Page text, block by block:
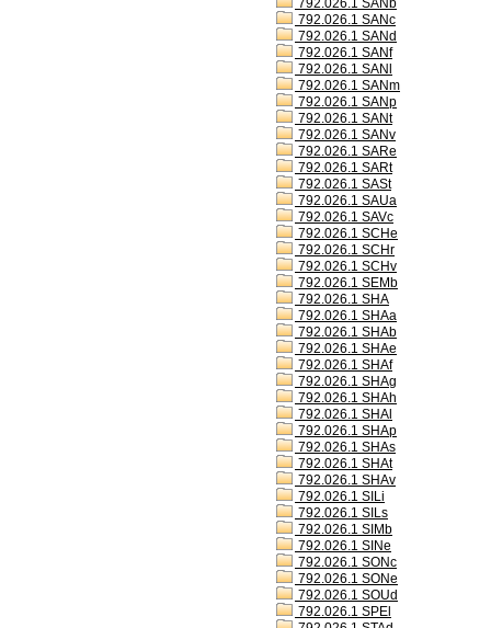
792.026.1 SANb
792.026.1 SANc
792.026.1 SANd
792.026.1 SANf
792.026.1 SANl
792.026.1 SANm
792.026.1 SANp
792.026.1 SANt
792.026.1 SANv
792.026.1 SARe
792.026.1 SARt
792.026.1 SASt
792.026.1 SAUa
792.026.1 SAVc
792.026.1 SCHe
792.026.1 SCHr
792.026.1 SCHv
792.026.1 SEMb
792.026.1 SHA
792.026.1 SHAa
792.026.1 SHAb
792.026.1 SHAe
792.026.1 SHAf
792.026.1 SHAg
792.026.1 SHAh
792.026.1 SHAl
792.026.1 SHAp
792.026.1 SHAs
792.026.1 SHAt
792.026.1 SHAv
792.026.1 SILi
792.026.1 SILs
792.026.1 SIMb
792.026.1 SINe
792.026.1 SONc
792.026.1 SONe
792.026.1 SOUd
792.026.1 SPEl